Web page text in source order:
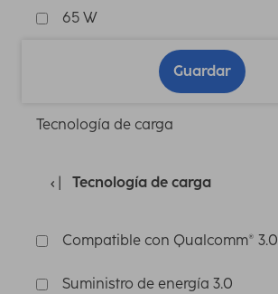
65 W
Guardar
Tecnología de carga
Tecnología de carga
Compatible con Qualcomm® 3.0
Suministro de energía 3.0